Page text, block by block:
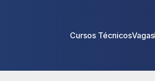
Cursos TécnicosVagas